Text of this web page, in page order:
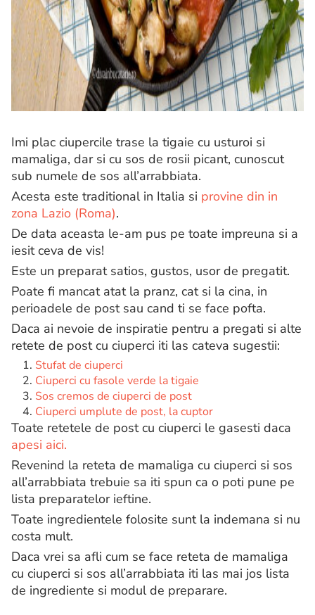
Imi plac ciupercile trase la tigaie cu usturoi si
mamaliga, dar si cu sos de rosii picant, cunoscut
sub numele de sos all’arrabbiata.
Acesta este traditional in Italia si provine din in
zona Lazio (Roma).
De data aceasta le-am pus pe toate impreuna si a
iesit ceva de vis!
Este un preparat satios, gustos, usor de pregatit.
Poate fi mancat atat la pranz, cat si la cina, in
perioadele de post sau cand ti se face pofta.
Daca ai nevoie de inspiratie pentru a pregati si alte
retete de post cu ciuperci iti las cateva sugestii:
Stufat de ciuperci
Ciuperci cu fasole verde la tigaie
Sos cremos de ciuperci de post
Ciuperci umplute de post, la cuptor
Toate retetele de post cu ciuperci le gasesti daca
apesi aici.
Revenind la reteta de mamaliga cu ciuperci si sos
all’arrabbiata trebuie sa iti spun ca o poti pune pe
lista preparatelor ieftine.
Toate ingredientele folosite sunt la indemana si nu
costa mult.
Daca vrei sa afli cum se face reteta de mamaliga
cu ciuperci si sos all’arrabbiata iti las mai jos lista
de ingrediente si modul de preparare.